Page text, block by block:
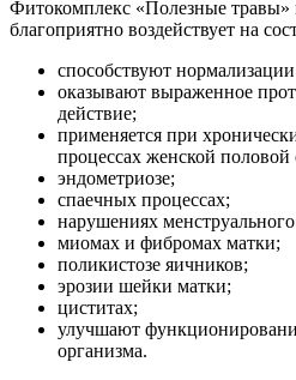
Фитокомплекс «Полезные травы»
благоприятно воздействует на
способствуют
оказывают выраженное
действие;
применяется при
процессах женской половой
эндометриозе;
спаечных процессах;
нарушениях
миомах и фибромах матки;
поликистозе яичников;
эрозии шейки матки;
циститах;
улучшают
организма.